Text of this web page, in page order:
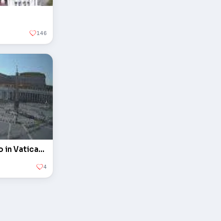
146
L'obelisco in piazza San Pietro in Vaticano
4